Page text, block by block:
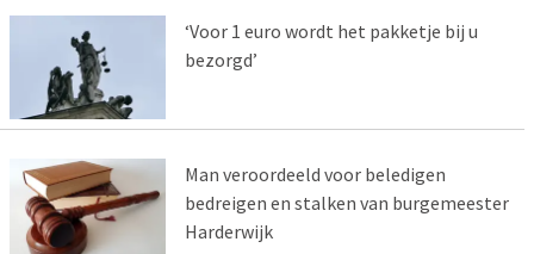
‘Voor 1 euro wordt het pakketje bij u
bezorgd’
Man veroordeeld voor beledigen
bedreigen en stalken van burgemeester
Harderwijk